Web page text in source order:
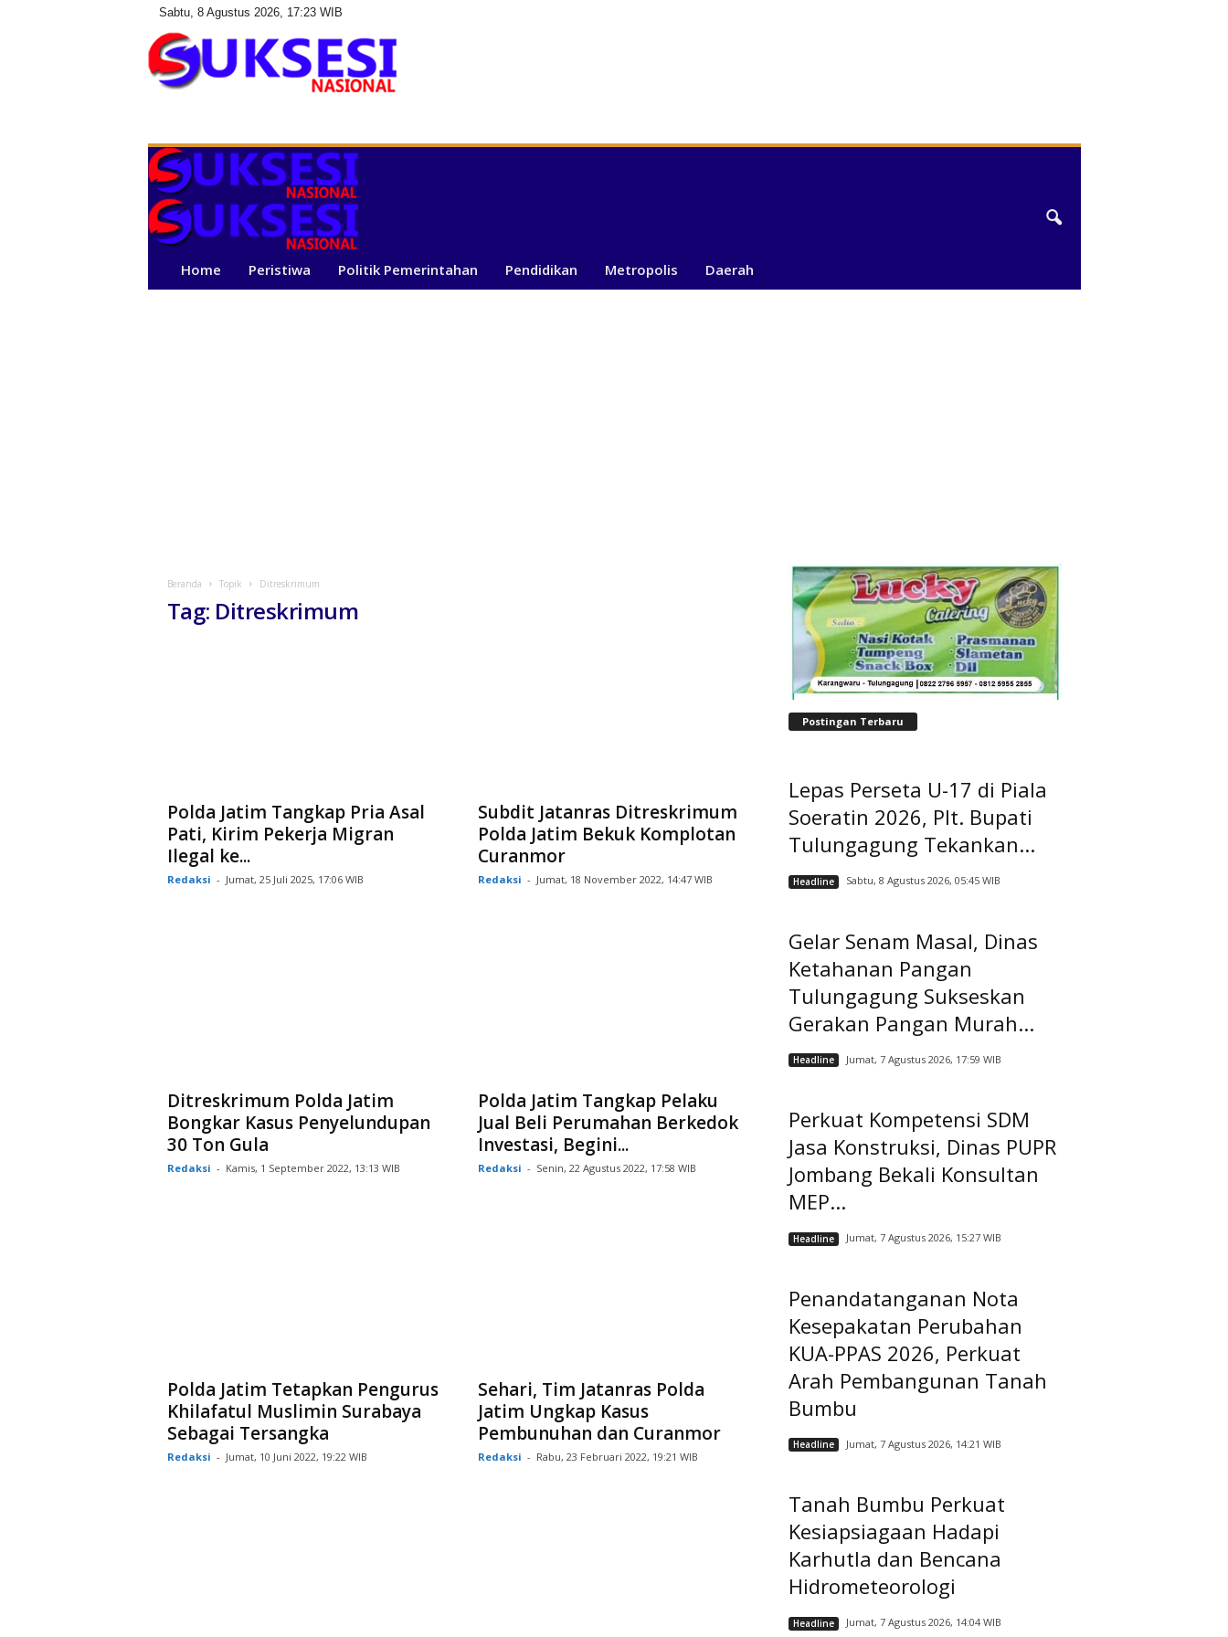
Sabtu, 8 Agustus 2026, 17:23 WIB
s
e
i
N
i
Home Peristiwa Politik Pemerintahan Pendidikan Metropolis Daerah
Beranda Topik Ditreskrimum
Tag: Ditreskrimum
Polda Jatim Tangkap Pria Asal
Pati, Kirim Pekerja Migran
Ilegal ke...
Redaksi - Jumat, 25 Juli 2025, 17:06 WIB
Subdit Jatanras Ditreskrimum
Polda Jatim Bekuk Komplotan
Curanmor
Redaksi - Jumat, 18 November 2022, 14:47 WIB
Ditreskrimum Polda Jatim
Bongkar Kasus Penyelundupan
30 Ton Gula
Redaksi - Kamis, 1 September 2022, 13:13 WIB
Polda Jatim Tangkap Pelaku
Jual Beli Perumahan Berkedok
Investasi, Begini...
Redaksi - Senin, 22 Agustus 2022, 17:58 WIB
Polda Jatim Tetapkan Pengurus
Khilafatul Muslimin Surabaya
Sebagai Tersangka
Redaksi - Jumat, 10 Juni 2022, 19:22 WIB
Sehari, Tim Jatanras Polda
Jatim Ungkap Kasus
Pembunuhan dan Curanmor
Redaksi - Rabu, 23 Februari 2022, 19:21 WIB
Postingan Terbaru
Lepas Perseta U-17 di Piala
Soeratin 2026, Plt. Bupati
Tulungagung Tekankan...
Headline Sabtu, 8 Agustus 2026, 05:45 WIB
Gelar Senam Masal, Dinas
Ketahanan Pangan
Tulungagung Sukseskan
Gerakan Pangan Murah...
Headline Jumat, 7 Agustus 2026, 17:59 WIB
Perkuat Kompetensi SDM
Jasa Konstruksi, Dinas PUPR
Jombang Bekali Konsultan
MEP...
Headline Jumat, 7 Agustus 2026, 15:27 WIB
Penandatanganan Nota
Kesepakatan Perubahan
KUA-PPAS 2026, Perkuat
Arah Pembangunan Tanah
Bumbu
Headline Jumat, 7 Agustus 2026, 14:21 WIB
Tanah Bumbu Perkuat
Kesiapsiagaan Hadapi
Karhutla dan Bencana
Hidrometeorologi
Headline Jumat, 7 Agustus 2026, 14:04 WIB